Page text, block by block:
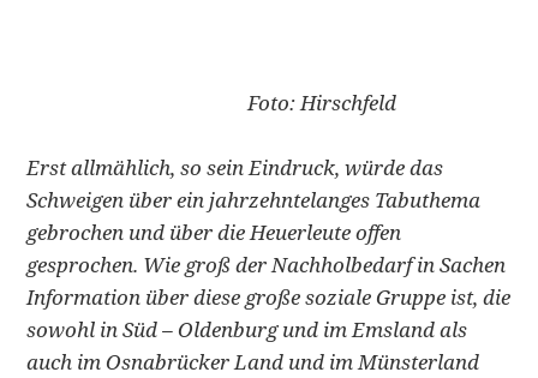
Foto: Hirschfeld
Erst allmählich, so sein Eindruck, würde das
Schweigen über ein jahrzehntelanges Tabuthema
gebrochen und über die Heuerleute offen
gesprochen. Wie groß der Nachholbedarf in Sachen
Information über diese große soziale Gruppe ist, die
sowohl in Süd – Oldenburg und im Emsland als
auch im Osnabrücker Land und im Münsterland